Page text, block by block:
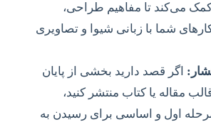
می‌کند تا مفاهیم طراحی،
شما با زبانی شیوا و تصاویری
اگر قصد دارید بخشی از پایان
مقاله یا کتاب منتشر کنید،
اول و اساسی برای رسیدن به